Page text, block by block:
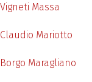
Vigneti Massa
Claudio Mariotto
Borgo Maragliano